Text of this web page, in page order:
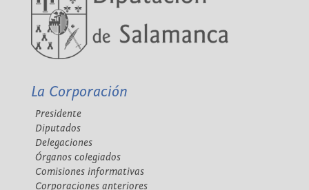
La Corporación
Presidente
Diputados
Delegaciones
Órganos colegiados
Comisiones informativas
Corporaciones anteriores